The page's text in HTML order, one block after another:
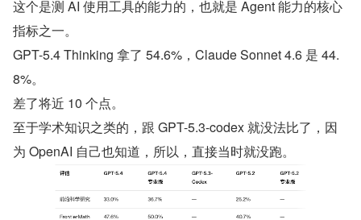
这个是测 AI 使用工具的能力的，也就是 Agent 能力的核心
指标之一。
GPT-5.4 Thinking 拿了 54.6%，Claude Sonnet 4.6 是 44.
8%。
差了将近 10 个点。
至于学术知识之类的，跟 GPT-5.3-codex 就没法比了，因
为 OpenAI 自己也知道，所以，直接当时就没跑。